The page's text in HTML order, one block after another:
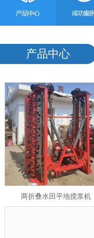
产品中心
两折叠水田平地搅浆机